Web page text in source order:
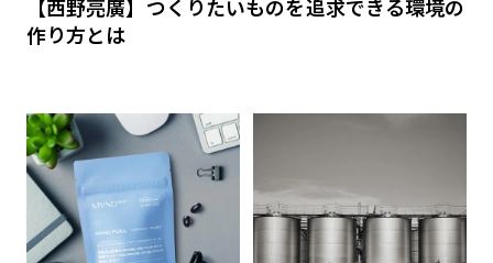
【西野亮廣】つくりたいものを追求できる環境の
作り方とは